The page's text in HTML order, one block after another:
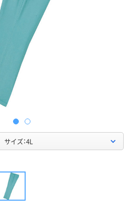
サイズ：4L